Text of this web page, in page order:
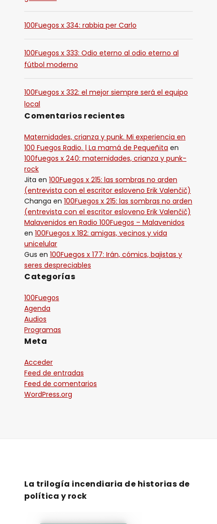
100Fuegos x 334: rabbia per Carlo
100Fuegos x 333: Odio eterno al odio eterno al
fútbol moderno
100Fuegos x 332: el mejor siempre será el equipo
local
Comentarios recientes
Maternidades, crianza y punk. Mi experiencia en
100 Fuegos Radio. | La mamá de Pequeñita en
100fuegos x 240: maternidades, crianza y punk-
rock
Jita en 100Fuegos x 215: las sombras no arden
(entrevista con el escritor esloveno Erik Valenčič)
Changa en 100Fuegos x 215: las sombras no arden
(entrevista con el escritor esloveno Erik Valenčič)
Malavenidos en Radio 100Fuegos – Malavenidos
en 100Fuegos x 182: amigas, vecinos y vida
unicelular
Gus en 100Fuegos x 177: Irán, cómics, bajistas y
seres despreciables
Categorías
100Fuegos
Agenda
Audios
Programas
Meta
Acceder
Feed de entradas
Feed de comentarios
WordPress.org
La trilogía incendiaria de historias de
política y rock